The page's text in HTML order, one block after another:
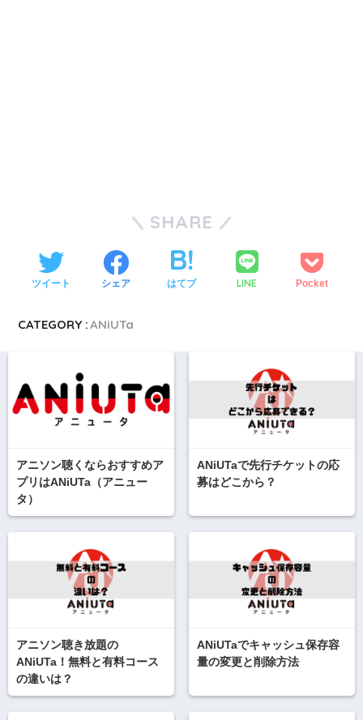
SHARE
ツイート シェア はてブ LINE Pocket
CATEGORY :ANiUTa
アニソン聴くならおすすめア
プリはANiUTa（アニュー
タ）
ANiUTaで先行チケットの応
募はどこから？
アニソン聴き放題の
ANiUTa！無料と有料コース
の違いは？
ANiUTaでキャッシュ保存容
量の変更と削除方法